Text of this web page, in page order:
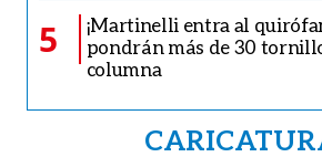
5
¡Martinelli entra al
pondrán más de 30
columna